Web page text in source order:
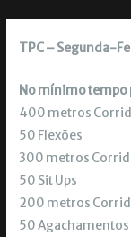
TPC – Segunda-
No mínimo tempo
400 metros
50 Flexões
300 metros
50 Sit Ups
200 metros
50 Agachamentos